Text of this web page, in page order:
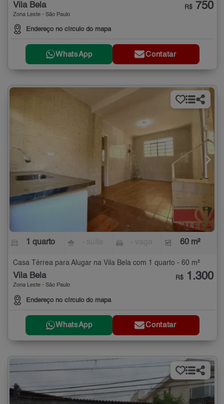
Vila Bela
Zona Leste - São Paulo
Endereço no círculo do mapa
R$ 750
WhatsApp Contatar
1 quarto 60 m²
Casa Térrea para Alugar na Vila Bela com 1 quarto - 60 m²
Vila Bela
Zona Leste - São Paulo
Endereço no círculo do mapa
R$ 1.300
WhatsApp Contatar